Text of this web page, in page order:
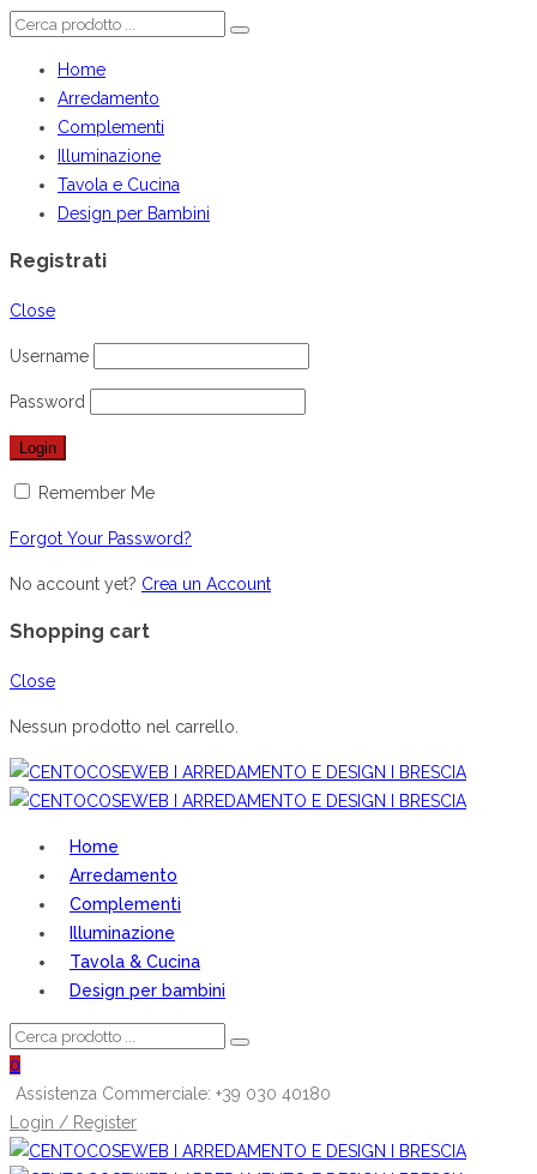
Home
Arredamento
Complementi
Illuminazione
Tavola e Cucina
Design per Bambini
Registrati
Close
Username
Password
Remember Me
Forgot Your Password?
No account yet? Crea un Account
Shopping cart
Close
Nessun prodotto nel carrello.
Home
Arredamento
Complementi
Illuminazione
Tavola & Cucina
Design per bambini
0
Assistenza Commerciale: +39 030 40180
Login / Register